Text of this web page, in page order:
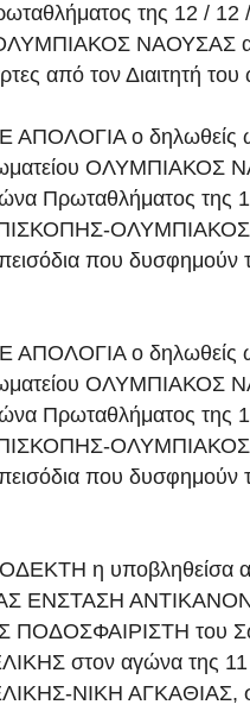
της 12 /
ΝΑΟΥΣΑΣ
από τον Διαιτητή
ΑΠΟΛΟΓΙΑ ο δηλωθείς
ΟΛΥΜΠΙΑΚΟΣ
Πρωταθλήματος της
που δυσφημούν
ΑΠΟΛΟΓΙΑ ο
ΟΛΥΜΠΙΑΚΟΣ
Πρωταθλήματος της
που δυσφημούν
η υποβληθείσα
ΕΝΣΤΑΣΗ
του
στον αγώνα της
ΝΙΚΗ ΑΓΚΑΘΙΑΣ,